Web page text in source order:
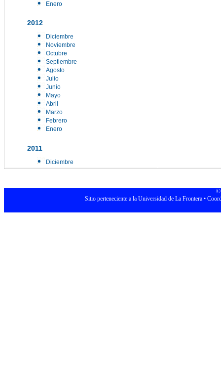
Enero
2012
Diciembre
Noviembre
Octubre
Septiembre
Agosto
Julio
Junio
Mayo
Abril
Marzo
Febrero
Enero
2011
Diciembre
©
Sitio perteneciente a la Universidad de La Frontera •